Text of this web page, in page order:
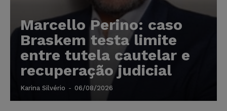
Marcello Perino: caso
Braskem testa limite
entre tutela cautelar e
recuperação judicial
Karina Silvério - 06/08/2026